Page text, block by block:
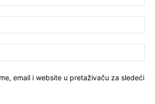
email i website u pretaživaču za sledeći